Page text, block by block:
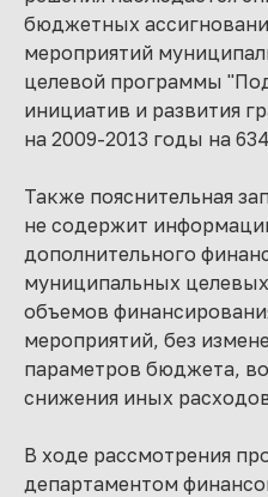
бюджетных
мероприятий
целевой программы
инициатив и развития
на 2009-2013 годы на
Также пояснительная
не содержит
дополнительного
муниципальных
объемов
мероприятий, без
параметров бюджета,
снижения иных
В ходе рассмотрения
департаментом